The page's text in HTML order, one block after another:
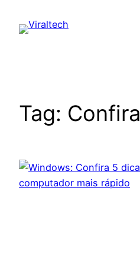
para
Tag: Confira